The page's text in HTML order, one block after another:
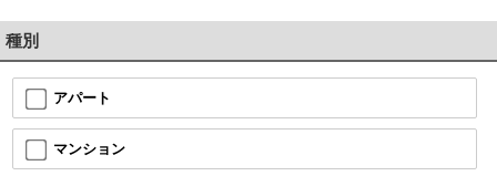
種別
アパート
マンション